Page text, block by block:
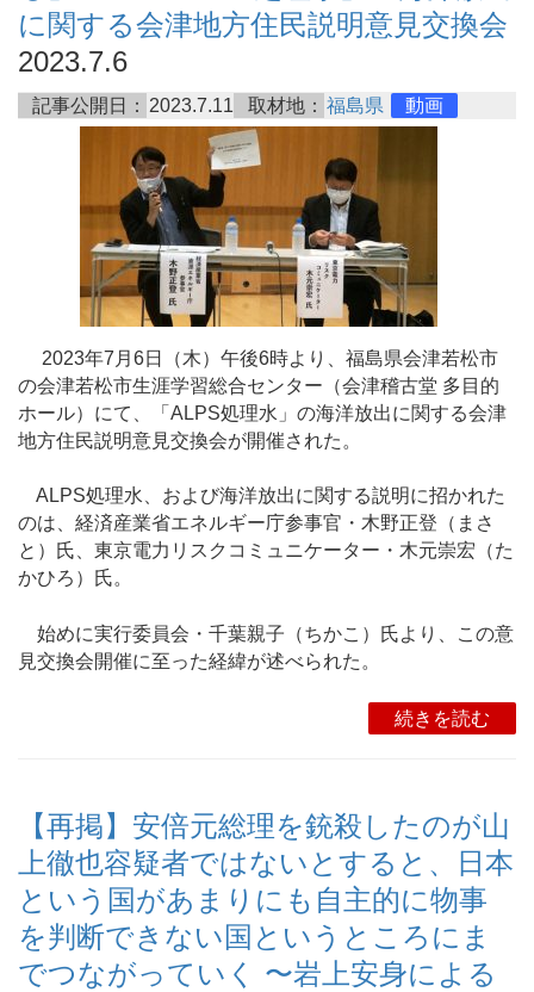
に関する会津地方住民説明意見交換会
2023.7.6
記事公開日： 2023.7.11 取材地： 福島県 動画
2023年7月6日（木）午後6時より、福島県会津若松市
の会津若松市生涯学習総合センター（会津稽古堂 多目的
ホール）にて、「ALPS処理水」の海洋放出に関する会津
地方住民説明意見交換会が開催された。
ALPS処理水、および海洋放出に関する説明に招かれた
のは、経済産業省エネルギー庁参事官・木野正登（まさ
と）氏、東京電力リスクコミュニケーター・木元崇宏（た
かひろ）氏。
始めに実行委員会・千葉親子（ちかこ）氏より、この意
見交換会開催に至った経緯が述べられた。
続きを読む
【再掲】安倍元総理を銃殺したのが山
上徹也容疑者ではないとすると、日本
という国があまりにも自主的に物事
を判断できない国というところにま
でつながっていく 〜岩上安身による